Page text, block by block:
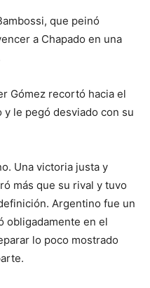
que peinó
a Chapado en una
Gómez recortó hacia el
y le pegó desviado con su
Una victoria justa y
más que su rival y tuvo
Argentino fue un
obligadamente en el
lo poco mostrado